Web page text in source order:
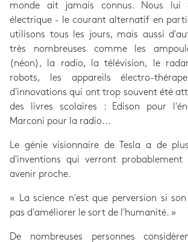
monde ait jamais connus. Nous lui
électrique - le courant alternatif en
utilisons tous les jours, mais aussi
très nombreuses comme les
(néon), la radio, la télévision, le
robots, les appareils électro-
d'innovations qui ont trop souvent été
des livres scolaires : Edison pour
Marconi pour la radio...
Le génie visionnaire de Tesla a de
d'inventions qui verront
avenir proche.
« La science n'est que perversion si
pas d'améliorer le sort de l'humanité. »
De nombreuses personnes